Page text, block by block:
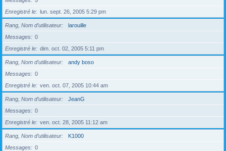
Enregistré le
lun. sept. 26, 2005 5:29 pm
Rang, Nom d’utilisateur
larouille
Messages
0
Enregistré le
dim. oct. 02, 2005 5:11 pm
Rang, Nom d’utilisateur
andy boso
Messages
0
Enregistré le
ven. oct. 07, 2005 10:44 am
Rang, Nom d’utilisateur
JeanG
Messages
0
Enregistré le
ven. oct. 28, 2005 11:12 am
Rang, Nom d’utilisateur
K1000
Messages
0